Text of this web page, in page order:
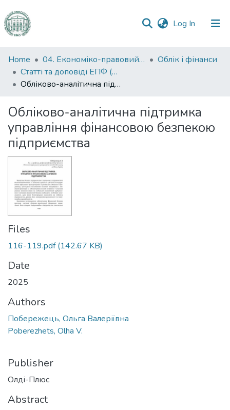
Log In (current)
Communities
&
Collections
Statistics
Home 04. Економіко-правовий факультет
Облік і фінанси
Статті та доповіді ЕПФ (Облік і фінанси)
Обліково-аналітична підтримка управління фінансовою безпекою підприємства
Обліково-аналітична підтримка
управління фінансовою безпекою
підприємства
Files
116-119.pdf(142.67 KB)
Date
2025
Authors
Побережець, Ольга Валеріївна
Poberezhets, Olha V.
Publisher
Олді-Плюс
Abstract